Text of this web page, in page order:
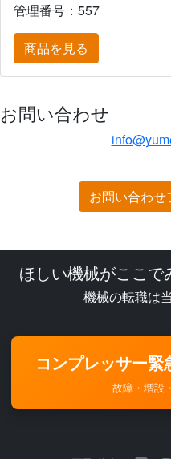
管理番号：557
商品を見る
お問い合わせ
お問い合わせ
ほしい機械がここで
機械の転職は
コンプレッサー
故障・増設